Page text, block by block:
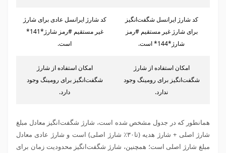
کد شارژ ایرانسل شگفت‌انگیز
برای شارژ غیر مستقیم #رمز
شارژ*144* است.
کد شارژ ایرانسل عادی برای شارژ
غیر مستقیم #رمز شارژ*141*
است.
امکان استفاده از شارژ
شگفت‌انگیز برای رومینگ وجود
ندارد.
امکان استفاده از شارژ
شگفت‌انگیز برای رومینگ وجود
دارد.
همانطور که در جدول مشخص شده است، شارژ شگفت‌انگیز معادل مبلغ
شارژ اصلی + شارژ هدیه (تا۳۰٪ شارژ اصلی) است و شارژ عادی معادل
مبلغ شارژ اصلی است؛ همچنین، شارژ شگفت‌انگیز محدودیت زمان برای